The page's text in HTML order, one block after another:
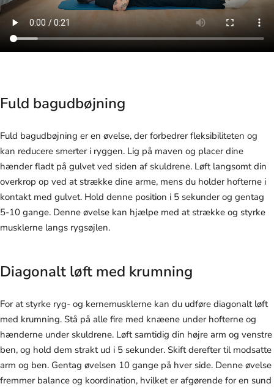
Fuld bagudbøjning
Fuld bagudbøjning er en øvelse, der forbedrer fleksibiliteten og
kan reducere smerter i ryggen. Lig på maven og placer dine
hænder fladt på gulvet ved siden af skuldrene. Løft langsomt din
overkrop op ved at strække dine arme, mens du holder hofterne i
kontakt med gulvet. Hold denne position i 5 sekunder og gentag
5-10 gange. Denne øvelse kan hjælpe med at strække og styrke
musklerne langs rygsøjlen.
Diagonalt løft med krumning
For at styrke ryg- og kernemusklerne kan du udføre diagonalt løft
med krumning. Stå på alle fire med knæene under hofterne og
hænderne under skuldrene. Løft samtidig din højre arm og venstre
ben, og hold dem strakt ud i 5 sekunder. Skift derefter til modsatte
arm og ben. Gentag øvelsen 10 gange på hver side. Denne øvelse
fremmer balance og koordination, hvilket er afgørende for en sund